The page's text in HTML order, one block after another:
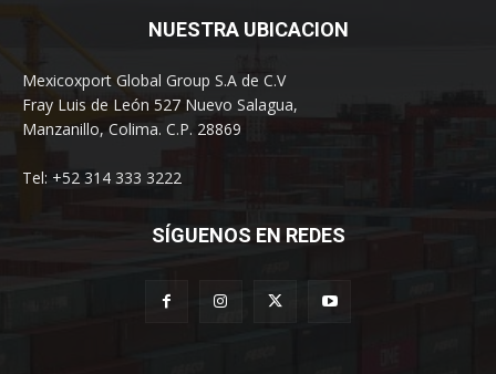
NUESTRA UBICACION
Mexicoxport Global Group S.A de C.V
Fray Luis de León 527 Nuevo Salagua,
Manzanillo, Colima. C.P. 28869
Tel: +52 314 333 3222
SÍGUENOS EN REDES